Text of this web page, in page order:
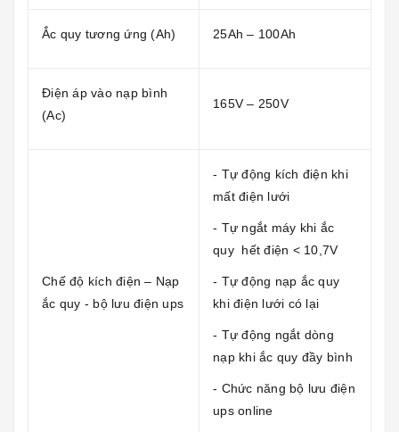
Ắc quy tương ứng (Ah) 25Ah – 100Ah
Điện áp vào nạp bình
(Ac)
165V – 250V
Chế độ kích điện – Nạp
ắc quy - bộ lưu điện ups
- Tự động kích điện khi
mất điện lưới
- Tự ngắt máy khi ắc
quy hết điện < 10,7V
- Tự động nạp ắc quy
khi điện lưới có lại
- Tự động ngắt dòng
nạp khi ắc quy đầy bình
- Chức năng bộ lưu điện
ups online